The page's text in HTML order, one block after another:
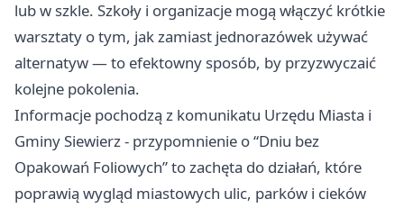
lub w szkle. Szkoły i organizacje mogą włączyć krótkie
warsztaty o tym, jak zamiast jednorazówek używać
alternatyw — to efektowny sposób, by przyzwyczaić
kolejne pokolenia.
Informacje pochodzą z komunikatu Urzędu Miasta i
Gminy Siewierz - przypomnienie o “Dniu bez
Opakowań Foliowych” to zachęta do działań, które
poprawią wygląd miastowych ulic, parków i cieków